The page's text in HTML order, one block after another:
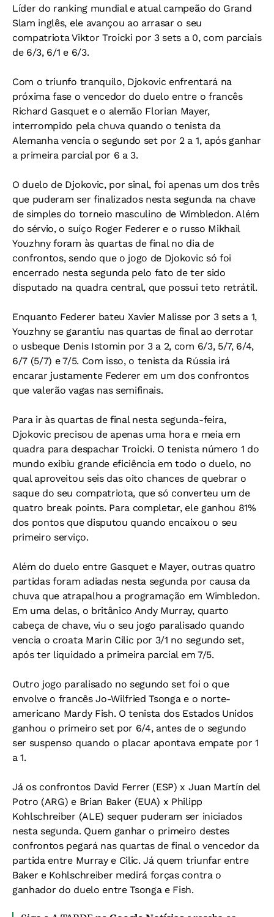
Líder do ranking mundial e atual campeão do Grand
Slam inglês, ele avançou ao arrasar o seu
compatriota Viktor Troicki por 3 sets a 0, com parciais
de 6/3, 6/1 e 6/3.
Com o triunfo tranquilo, Djokovic enfrentará na
próxima fase o vencedor do duelo entre o francês
Richard Gasquet e o alemão Florian Mayer,
interrompido pela chuva quando o tenista da
Alemanha vencia o segundo set por 2 a 1, após ganhar
a primeira parcial por 6 a 3.
O duelo de Djokovic, por sinal, foi apenas um dos três
que puderam ser finalizados nesta segunda na chave
de simples do torneio masculino de Wimbledon. Além
do sérvio, o suíço Roger Federer e o russo Mikhail
Youzhny foram às quartas de final no dia de
confrontos, sendo que o jogo de Djokovic só foi
encerrado nesta segunda pelo fato de ter sido
disputado na quadra central, que possui teto retrátil.
Enquanto Federer bateu Xavier Malisse por 3 sets a 1,
Youzhny se garantiu nas quartas de final ao derrotar
o usbeque Denis Istomin por 3 a 2, com 6/3, 5/7, 6/4,
6/7 (5/7) e 7/5. Com isso, o tenista da Rússia irá
encarar justamente Federer em um dos confrontos
que valerão vagas nas semifinais.
Para ir às quartas de final nesta segunda-feira,
Djokovic precisou de apenas uma hora e meia em
quadra para despachar Troicki. O tenista número 1 do
mundo exibiu grande eficiência em todo o duelo, no
qual aproveitou seis das oito chances de quebrar o
saque do seu compatriota, que só converteu um de
quatro break points. Para completar, ele ganhou 81%
dos pontos que disputou quando encaixou o seu
primeiro serviço.
Além do duelo entre Gasquet e Mayer, outras quatro
partidas foram adiadas nesta segunda por causa da
chuva que atrapalhou a programação em Wimbledon.
Em uma delas, o britânico Andy Murray, quarto
cabeça de chave, viu o seu jogo paralisado quando
vencia o croata Marin Cilic por 3/1 no segundo set,
após ter liquidado a primeira parcial em 7/5.
Outro jogo paralisado no segundo set foi o que
envolve o francês Jo-Wilfried Tsonga e o norte-
americano Mardy Fish. O tenista dos Estados Unidos
ganhou o primeiro set por 6/4, antes de o segundo
ser suspenso quando o placar apontava empate por 1
a 1.
Já os confrontos David Ferrer (ESP) x Juan Martín del
Potro (ARG) e Brian Baker (EUA) x Philipp
Kohlschreiber (ALE) sequer puderam ser iniciados
nesta segunda. Quem ganhar o primeiro destes
confrontos pegará nas quartas de final o vencedor da
partida entre Murray e Cilic. Já quem triunfar entre
Baker e Kohlschreiber medirá forças contra o
ganhador do duelo entre Tsonga e Fish.